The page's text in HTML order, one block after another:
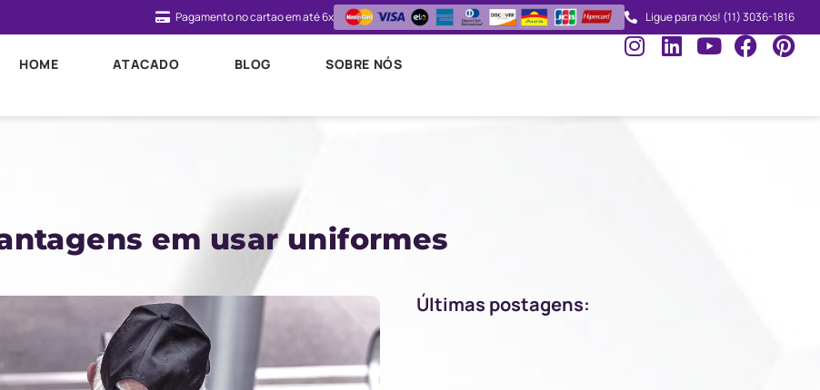
Ligue para nós! (11) 3036-1816
Pagamento no cartao em até 6x
HOME ATACADO BLOG SOBRE NÓS
em usar uniformes
Últimas postagens: